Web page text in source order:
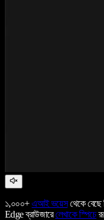
১,০০০+এআই ভয়েসথেকে বেছে
Edge ব্রাউজারেলেখাকে স্পিচে